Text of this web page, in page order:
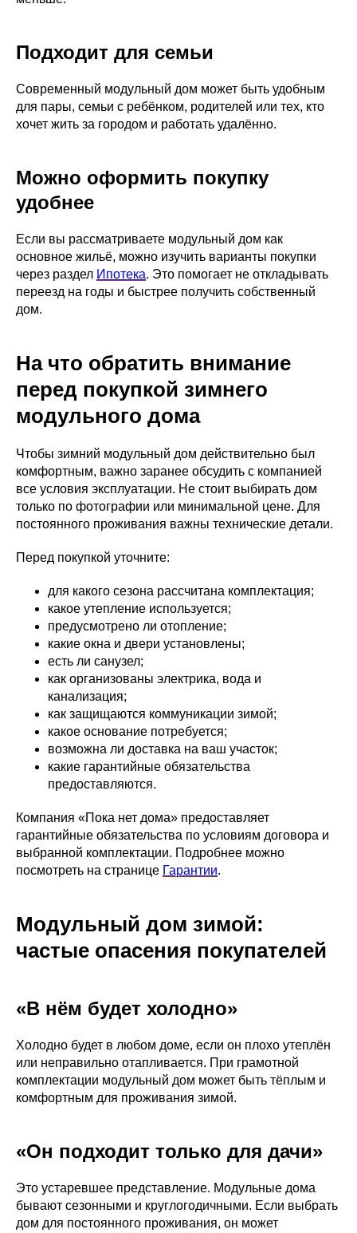
Подходит для семьи
Современный модульный дом может быть удобным
для пары, семьи с ребёнком, родителей или тех, кто
хочет жить за городом и работать удалённо.
Можно оформить покупку
удобнее
Если вы рассматриваете модульный дом как
основное жильё, можно изучить варианты покупки
через раздел Ипотека. Это помогает не откладывать
переезд на годы и быстрее получить собственный
дом.
На что обратить внимание
перед покупкой зимнего
модульного дома
Чтобы зимний модульный дом действительно был
комфортным, важно заранее обсудить с компанией
все условия эксплуатации. Не стоит выбирать дом
только по фотографии или минимальной цене. Для
постоянного проживания важны технические детали.
Перед покупкой уточните:
для какого сезона рассчитана комплектация;
какое утепление используется;
предусмотрено ли отопление;
какие окна и двери установлены;
есть ли санузел;
как организованы электрика, вода и
канализация;
как защищаются коммуникации зимой;
какое основание потребуется;
возможна ли доставка на ваш участок;
какие гарантийные обязательства
предоставляются.
Компания «Пока нет дома» предоставляет
гарантийные обязательства по условиям договора и
выбранной комплектации. Подробнее можно
посмотреть на странице Гарантии.
Модульный дом зимой:
частые опасения покупателей
«В нём будет холодно»
Холодно будет в любом доме, если он плохо утеплён
или неправильно отапливается. При грамотной
комплектации модульный дом может быть тёплым и
комфортным для проживания зимой.
«Он подходит только для дачи»
Это устаревшее представление. Модульные дома
бывают сезонными и круглогодичными. Если выбрать
дом для постоянного проживания, он может